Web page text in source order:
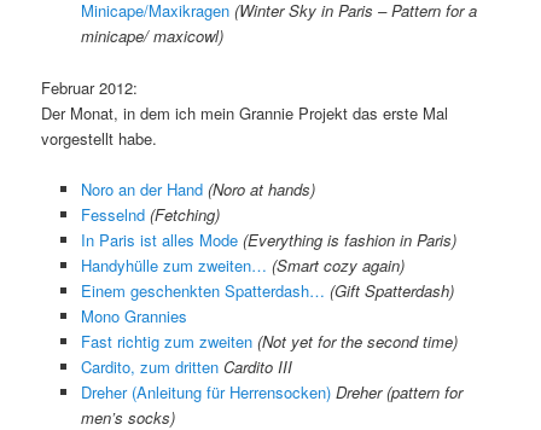
Minicape/Maxikragen (Winter Sky in Paris – Pattern for a
minicape/ maxicowl)
Februar 2012:
Der Monat, in dem ich mein Grannie Projekt das erste Mal
vorgestellt habe.
Noro an der Hand (Noro at hands)
Fesselnd (Fetching)
In Paris ist alles Mode (Everything is fashion in Paris)
Handyhülle zum zweiten… (Smart cozy again)
Einem geschenkten Spatterdash… (Gift Spatterdash)
Mono Grannies
Fast richtig zum zweiten (Not yet for the second time)
Cardito, zum dritten Cardito III
Dreher (Anleitung für Herrensocken) Dreher (pattern for
men’s socks)